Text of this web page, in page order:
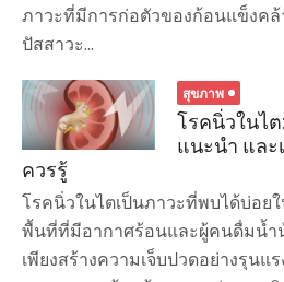
ภาวะที่มีการก่อตัวของก้อนแข็งค
ปัสสาวะ...
สุขภาพ
โรคนิ่วในไ
แนะนำ แล
ควรรู้
โรคนิ่วในไตเป็นภาวะที่พบได้บ่อย
พื้นที่ที่มีอากาศร้อนและผู้คนดื่มน้ำ
เพียงสร้างความเจ็บปวดอย่างรุนแ